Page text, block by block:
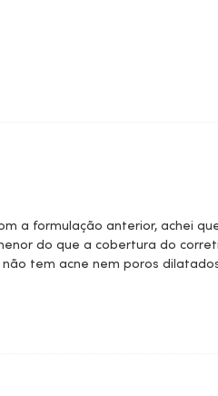
a formulação anterior, achei
do que a cobertura do
tem acne nem poros